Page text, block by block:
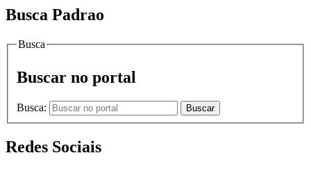
Busca Padrao
Busca
Buscar no portal
Busca: Buscar
Redes Sociais